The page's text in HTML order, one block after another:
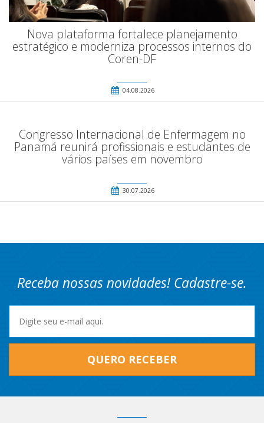
Nova plataforma fortalece planejamento
estratégico e moderniza processos internos do
Coren-DF
04.08.2026
Congresso Internacional de Enfermagem no
Panamá reunirá profissionais e estudantes de
vários países em novembro
30.07.2026
Receba nossas novidades! Cadastre-se.
QUERO RECEBER